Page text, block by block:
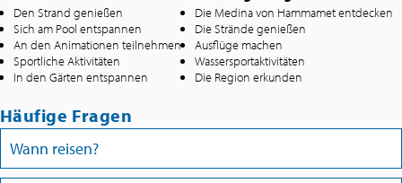
Den Strand genießen
Sich am Pool entspannen
An den Animationen teilnehmen
Sportliche Aktivitäten
In den Gärten entspannen
Die Medina von Hammamet entdecken
Die Strände genießen
Ausflüge machen
Wassersportaktivitäten
Die Region erkunden
Häufige Fragen
Wann reisen?